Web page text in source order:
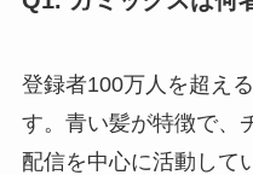
登録者100万人を超え
す。青い髪が特徴で、
配信を中心に活動して